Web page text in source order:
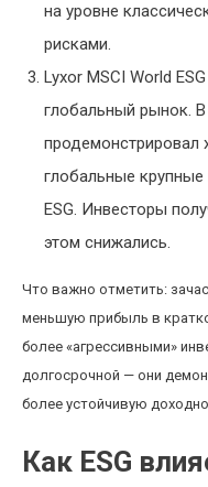
на уровне
рисками.
Lyxor MSCI World
глобальный рынок. В
продемонстрировал
глобальные
ESG. Инвесторы
этом снижались.
Что важно отметить:
меньшую прибыль в
более «агрессивными»
долгосрочной — они
более устойчивую
Как ESG